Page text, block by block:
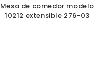
Mesa de comedor modelo
10212 extensible 276-03